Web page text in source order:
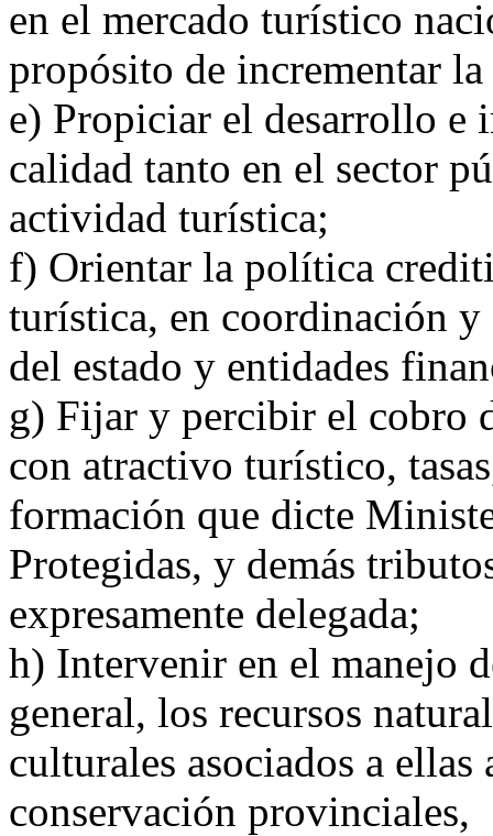
en el mercado turístico
propósito de incrementar
e) Propiciar el desarrollo e
calidad tanto en el sector
actividad turística;
f) Orientar la política
turística, en coordinación
del estado y entidades
g) Fijar y percibir el cobro
con atractivo turístico,
formación que dicte
Protegidas, y demás
expresamente delegada;
h) Intervenir en el manejo
general, los recursos
culturales asociados a
conservación provinciales,